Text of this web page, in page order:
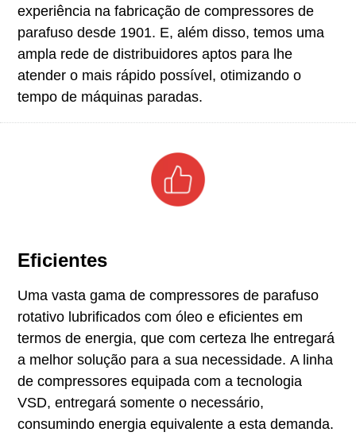
experiência na fabricação de compressores de
parafuso desde 1901. E, além disso, temos uma
ampla rede de distribuidores aptos para lhe
atender o mais rápido possível, otimizando o
tempo de máquinas paradas.
Eficientes
Uma vasta gama de compressores de parafuso
rotativo lubrificados com óleo e eficientes em
termos de energia, que com certeza lhe entregará
a melhor solução para a sua necessidade. A linha
de compressores equipada com a tecnologia
VSD, entregará somente o necessário,
consumindo energia equivalente a esta demanda.